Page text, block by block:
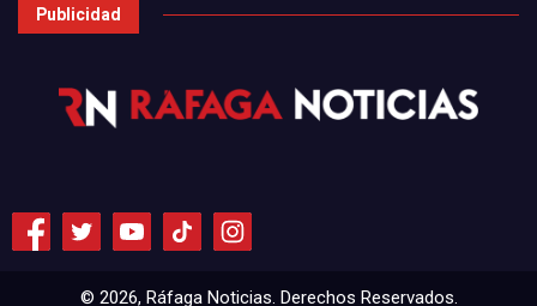
Publicidad
© 2026, Ráfaga Noticias. Derechos Reservados.